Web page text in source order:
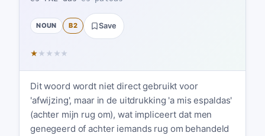
NOUN B2 Save
★ ★ ★ ★ ★
Dit woord wordt niet direct gebruikt voor
'afwijzing', maar in de uitdrukking 'a mis espaldas'
(achter mijn rug om), wat impliceert dat men
genegeerd of achter iemands rug om behandeld